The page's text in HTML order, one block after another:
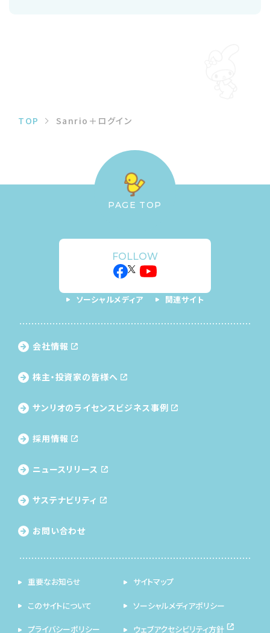
TOP Sanrio＋ログイン
PAGE TOP
FOLLOW
ソーシャルメディア 関連サイト
会社情報
株主・投資家の皆様へ
サンリオのライセンス ビジネス事例
採用情報
ニュースリリース
サステナビリティ
お問い合わせ
重要なお知らせ サイトマップ
このサイトについて ソーシャルメディアポリシー
プライバシーポリシー ウェブアクセシビリティ方針